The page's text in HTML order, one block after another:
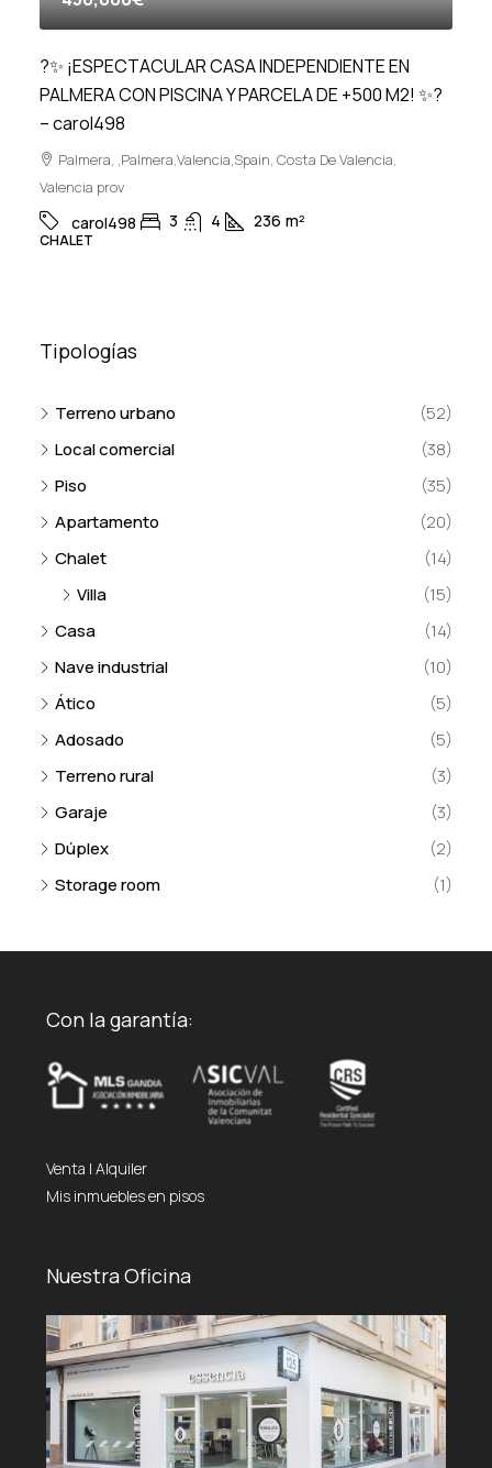
?✨ ¡ESPECTACULAR CASA INDEPENDIENTE EN
PALMERA CON PISCINA Y PARCELA DE +500 M2! ✨?
– carol498
Palmera, ,Palmera,Valencia,Spain, Costa De Valencia,
Valencia prov
carol498 3 4 236 m²
CHALET
Tipologías
Terreno urbano
(52)
Local comercial
(38)
Piso
(35)
Apartamento
(20)
Chalet
(14)
Villa
(15)
Casa
(14)
Nave industrial
(10)
Ático
(5)
Adosado
(5)
Terreno rural
(3)
Garaje
(3)
Dúplex
(2)
Storage room
(1)
Con la garantía:
Venta | Alquiler
Mis inmuebles en pisos
Nuestra Oficina